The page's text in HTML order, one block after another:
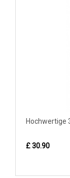
Hochwertige
£ 30.90